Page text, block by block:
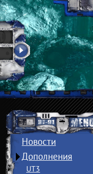
Новости
Дополнения
UT3